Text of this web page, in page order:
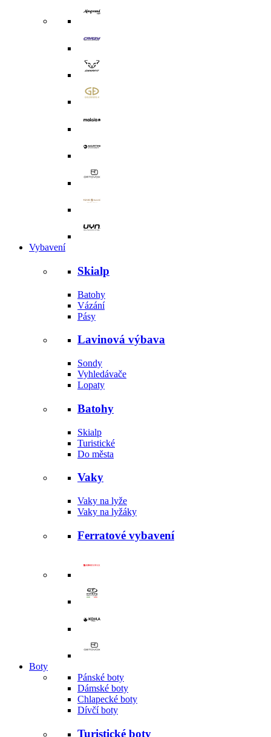
Vybavení
Skialp
Batohy
Vázání
Pásy
Lavinová výbava
Sondy
Vyhledávače
Lopaty
Batohy
Skialp
Turistické
Do města
Vaky
Vaky na lyže
Vaky na lyžáky
Ferratové vybavení
Boty
Pánské boty
Dámské boty
Chlapecké boty
Dívčí boty
Turistické boty